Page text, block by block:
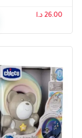
26.00 د.ا